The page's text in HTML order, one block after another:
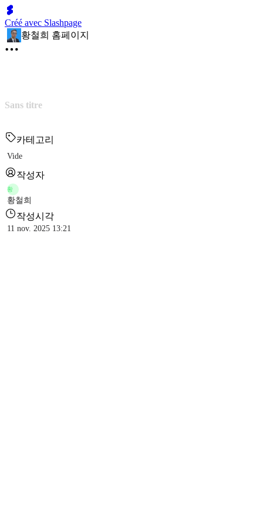
Créé avec Slashpage
황철희 홈페이지
Sans titre
카테고리
Vide
작성자
황
황철희
작성시각
11 nov. 2025 13:21